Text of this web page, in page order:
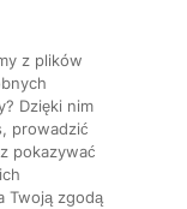
z plików
Dzięki nim
prowadzić
pokazywać
Twoją zgodą